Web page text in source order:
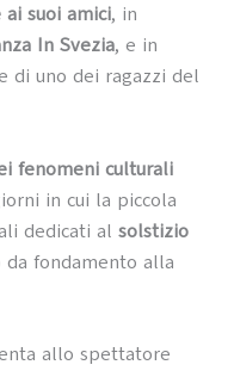
suoi amici, in
In Svezia, e in
di uno dei ragazzi del
fenomeni culturali
in cui la piccola
dedicati al solstizio
fondamento alla
allo spettatore